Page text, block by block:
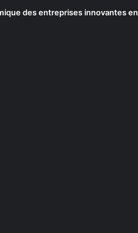
des entreprises innovantes en